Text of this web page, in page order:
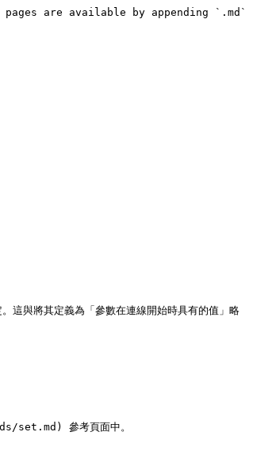
are available by appending `.md`
這與將其定義為「參數在連線開始時具有的值」略
參考頁面中。